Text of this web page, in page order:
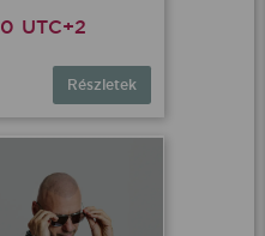
UTC+2
Részletek